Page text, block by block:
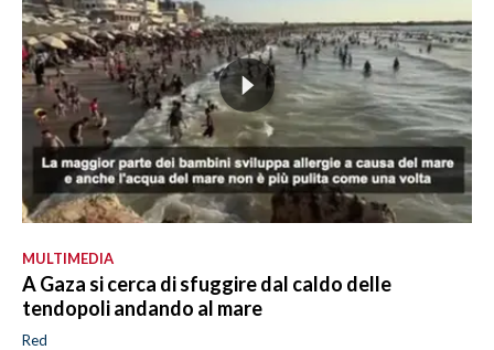
MULTIMEDIA
A Gaza si cerca di sfuggire dal caldo delle
tendopoli andando al mare
Red